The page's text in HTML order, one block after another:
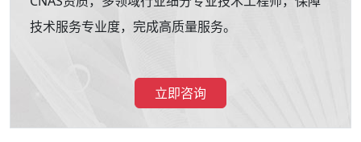
技术服务专业度，完成高质量服务。
立即咨询